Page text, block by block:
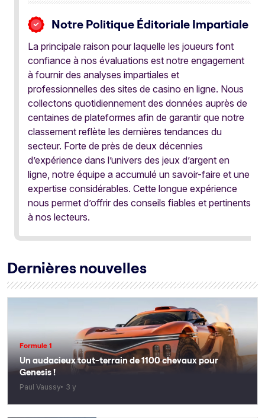
Notre Politique Éditoriale Impartiale
La principale raison pour laquelle les joueurs font
confiance à nos évaluations est notre engagement
à fournir des analyses impartiales et
professionnelles des sites de casino en ligne. Nous
collectons quotidiennement des données auprès de
centaines de plateformes afin de garantir que notre
classement reflète les dernières tendances du
secteur. Forte de près de deux décennies
d’expérience dans l’univers des jeux d’argent en
ligne, notre équipe a accumulé un savoir-faire et une
expertise considérables. Cette longue expérience
nous permet d’offrir des conseils fiables et pertinents
à nos lecteurs.
Dernières nouvelles
Formule 1
Un audacieux tout-terrain de 1100 chevaux pour
Genesis !
Paul Vaussy 3 y